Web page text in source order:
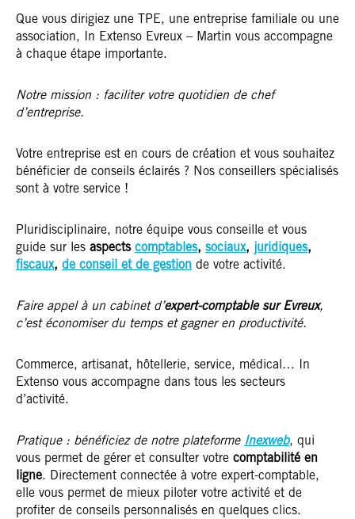
Que vous dirigiez une TPE, une entreprise familiale ou une
association, In Extenso Evreux – Martin vous accompagne
à chaque étape importante.
Notre mission : faciliter votre quotidien de chef
d’entreprise.
Votre entreprise est en cours de création et vous souhaitez
bénéficier de conseils éclairés ? Nos conseillers spécialisés
sont à votre service !
Pluridisciplinaire, notre équipe vous conseille et vous
guide sur les aspects comptables, sociaux, juridiques,
fiscaux, de conseil et de gestion de votre activité.
Faire appel à un cabinet d’expert-comptable sur Evreux,
c’est économiser du temps et gagner en productivité.
Commerce, artisanat, hôtellerie, service, médical… In
Extenso vous accompagne dans tous les secteurs
d’activité.
Pratique : bénéficiez de notre plateforme Inexweb, qui
vous permet de gérer et consulter votre comptabilité en
ligne. Directement connectée à votre expert-comptable,
elle vous permet de mieux piloter votre activité et de
profiter de conseils personnalisés en quelques clics.